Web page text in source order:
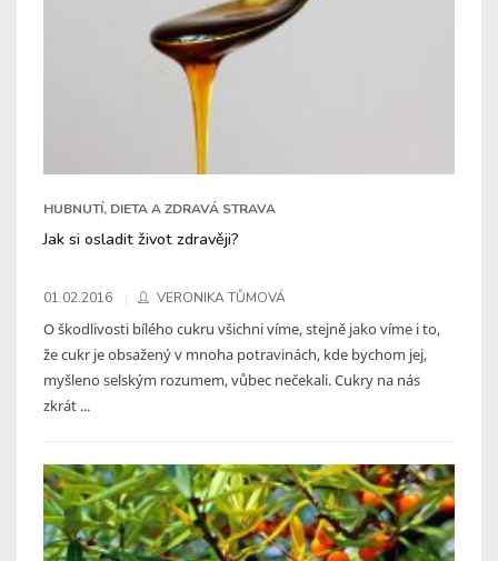
HUBNUTÍ, DIETA A ZDRAVÁ STRAVA
Jak si osladit život zdravěji?
01.02.2016 VERONIKA TŮMOVÁ
O škodlivosti bílého cukru všichni víme, stejně jako víme i to,
že cukr je obsažený v mnoha potravinách, kde bychom jej,
myšleno selským rozumem, vůbec nečekali. Cukry na nás
zkrát ...